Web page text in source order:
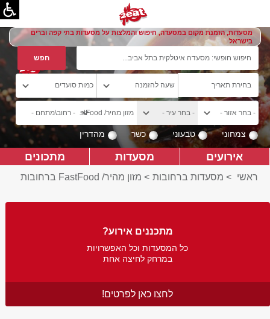
מסעדות, הזמנת מקום במסעדה, חיפוש והמלצות על מסעדות בתי קפה וברים
בישראל
צמחוני טבעוני כשר מהדרין
אירועים מסעדות מתכונים
ראשי > מסעדות ברחובות > מזון מהיר/ FastFood ברחובות
מתכננים אירוע?
כל המסעדות וכל האפשרויות
במרחק לחיצה אחת
לחצו כאן לפרטים!